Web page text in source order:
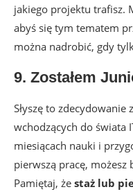
jakiego projektu trafisz.
abyś się tym tematem
można nadrobić, gdy
9. Zostałem
Słyszę to zdecydowanie
wchodzących do świata
miesiącach nauki i
pierwszą pracę,
Pamiętaj, że staż lub